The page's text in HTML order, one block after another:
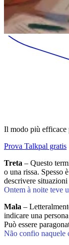
Il modo più efficace
Prova Talkpal gratis
Treta – Questo
o una rissa. Spesso è
descrivere
Ontem à noite teve
Mala –
indicare una
Può essere
Não confio naquele